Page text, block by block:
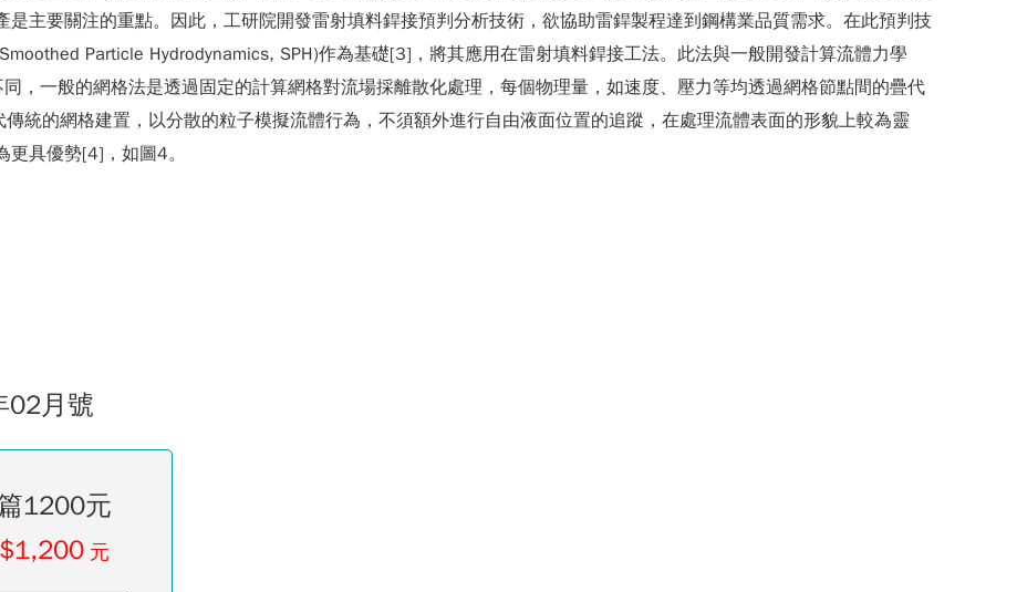
主要關注的重點。因此，工研院開發雷射填料銲接預判分析技術，欲協助雷銲製程達到鋼構業品質需求。在此預判技
Particle Hydrodynamics, SPH)作為基礎[3]，將其應用在雷射填料銲接工法。此法與一般開發計算流體力學
，一般的網格法是透過固定的計算網格對流場採離散化處理，每個物理量，如速度、壓力等均透過網格節點間的疊代
統的網格建置，以分散的粒子模擬流體行為，不須額外進行自由液面位置的追蹤，在處理流體表面的形貌上較為靈
具優勢[4]，如圖4。
02月號
1200元
元